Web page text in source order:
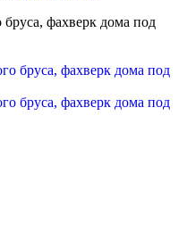
бруса, фахверк дома под